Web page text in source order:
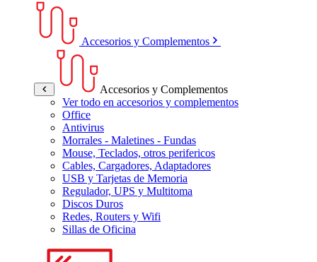
Accesorios y Complementos
Accesorios y Complementos
Ver todo en accesorios y complementos
Office
Antivirus
Morrales - Maletines - Fundas
Mouse, Teclados, otros perifericos
Cables, Cargadores, Adaptadores
USB y Tarjetas de Memoria
Regulador, UPS y Multitoma
Discos Duros
Redes, Routers y Wifi
Sillas de Oficina